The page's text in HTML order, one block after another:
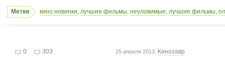
Метки кино новинки, лучшие фильмы, неуловимые, лучшие фильмы,
север,Ника 26,Аарон Экхарт,джесси айзенберг,премьеры,
25 апреля 2013, Кинозавр
0 303